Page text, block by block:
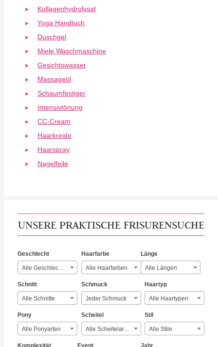
Kollagenhydrolysat
Yoga Handtuch
Duschgel
Miele Waschmaschine
Gesichtswasser
Massageöl
Schaumfestiger
Intensivtönung
CC-Cream
Haarkreide
Haarspray
Nagelfeile
UNSERE PRAKTISCHE FRISURENSUCHE
Geschlecht
Alle Geschlechter
Haarfarbe
Alle Haarfarben
Länge
Alle Längen
Schnitt
Alle Schnitte
Schmuck
Jeder Schmuck
Haartyp
Alle Haartypen
Pony
Alle Ponyarten
Scheitel
Alle Scheitelarten
Stil
Alle Stile
Komplexität Event Jahr